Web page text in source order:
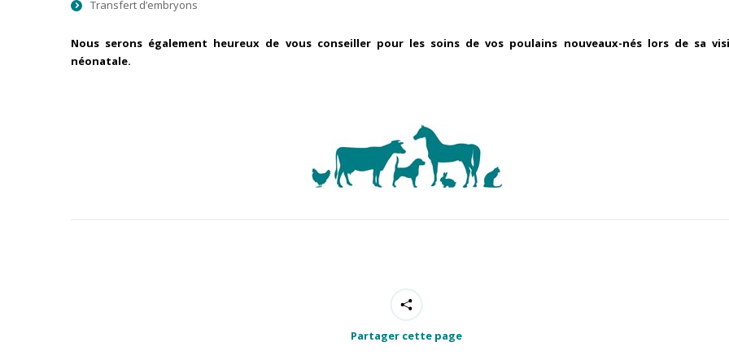
Transfert d’embryons
Nous serons également heureux de vous conseiller pour les soins de vos poulains nouveaux-nés lors de sa
néonatale.
Partager cette page